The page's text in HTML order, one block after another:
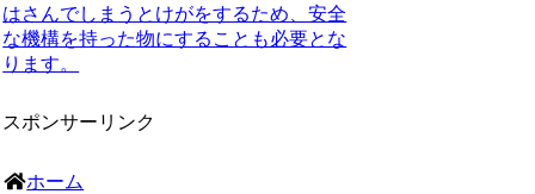
はさんでしまうとけがをするため、安全
な機構を持った物にすることも必要とな
ります。
スポンサーリンク
ホーム